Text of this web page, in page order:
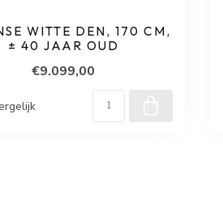
WITTE DEN, 170 CM,
± 40 JAAR OUD
€9.099,00